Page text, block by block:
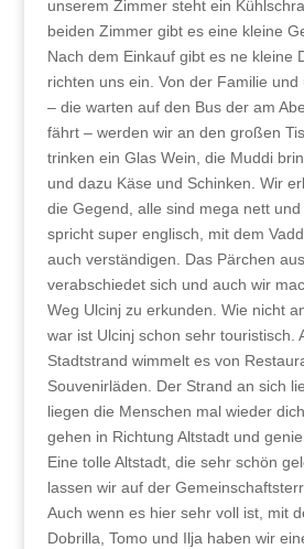
unserem Zimmer steht ein
beiden Zimmer gibt es eine kleine
Nach dem Einkauf gibt es ne kleine
richten uns ein. Von der Familie
– die warten auf den Bus der am
fährt – werden wir an den großen
trinken ein Glas Wein, die Muddi
und dazu Käse und Schinken. Wir
die Gegend, alle sind mega nett
spricht super englisch, mit dem
auch verständigen. Das Pärchen
verabschiedet sich und auch wir
Weg Ulcinj zu erkunden. Wie nicht
war ist Ulcinj schon sehr touristisch.
Stadtstrand wimmelt es von
Souvenirläden. Der Strand an sich
liegen die Menschen mal wieder
gehen in Richtung Altstadt und
Eine tolle Altstadt, die sehr schön
lassen wir auf der
Auch wenn es hier sehr voll ist, mit
Dobrilla, Tomo und Ilja haben wir